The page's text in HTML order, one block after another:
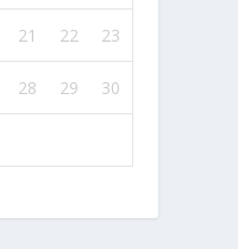
21 22 23
28 29 30